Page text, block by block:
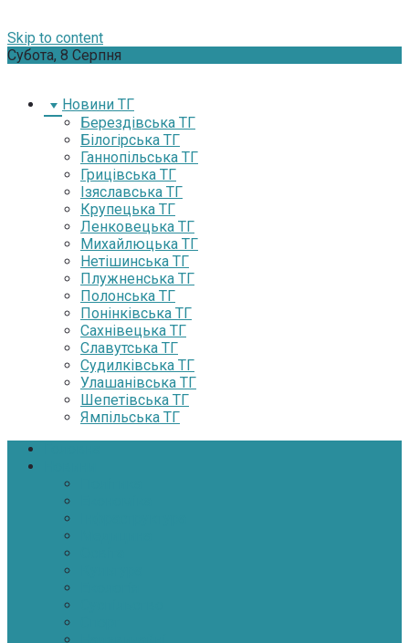
Skip to content
Субота, 8 Серпня
Новини ТГ
Берездівська ТГ
Білогірська ТГ
Ганнопільська ТГ
Грицівська ТГ
Ізяславська ТГ
Крупецька ТГ
Ленковецька ТГ
Михайлюцька ТГ
Нетішинська ТГ
Плужненська ТГ
Полонська ТГ
Понінківська ТГ
Сахнівецька ТГ
Славутська ТГ
Судилківська ТГ
Улашанівська ТГ
Шепетівська ТГ
Ямпільська ТГ